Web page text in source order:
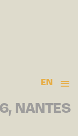
EN
NANTES